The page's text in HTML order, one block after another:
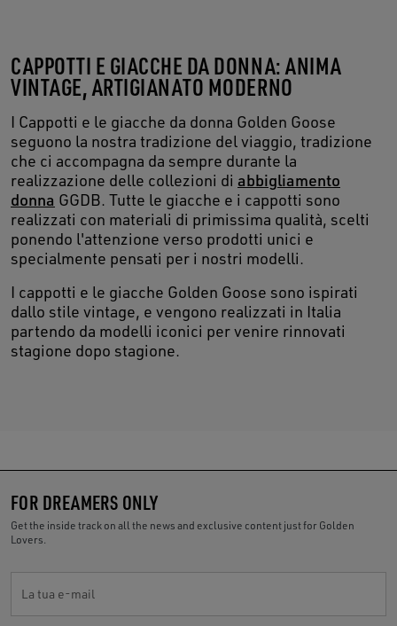
CAPPOTTI E GIACCHE DA DONNA: ANIMA
VINTAGE, ARTIGIANATO MODERNO
I Cappotti e le giacche da donna Golden Goose
seguono la nostra tradizione del viaggio, tradizione
che ci accompagna da sempre durante la
realizzazione delle collezioni di abbigliamento
donna GGDB. Tutte le giacche e i cappotti sono
realizzati con materiali di primissima qualità, scelti
ponendo l'attenzione verso prodotti unici e
specialmente pensati per i nostri modelli.
I cappotti e le giacche Golden Goose sono ispirati
dallo stile vintage, e vengono realizzati in Italia
partendo da modelli iconici per venire rinnovati
stagione dopo stagione.
FOR DREAMERS ONLY
Get the inside track on all the news and exclusive content just for Golden
Lovers.
La tua e-mail